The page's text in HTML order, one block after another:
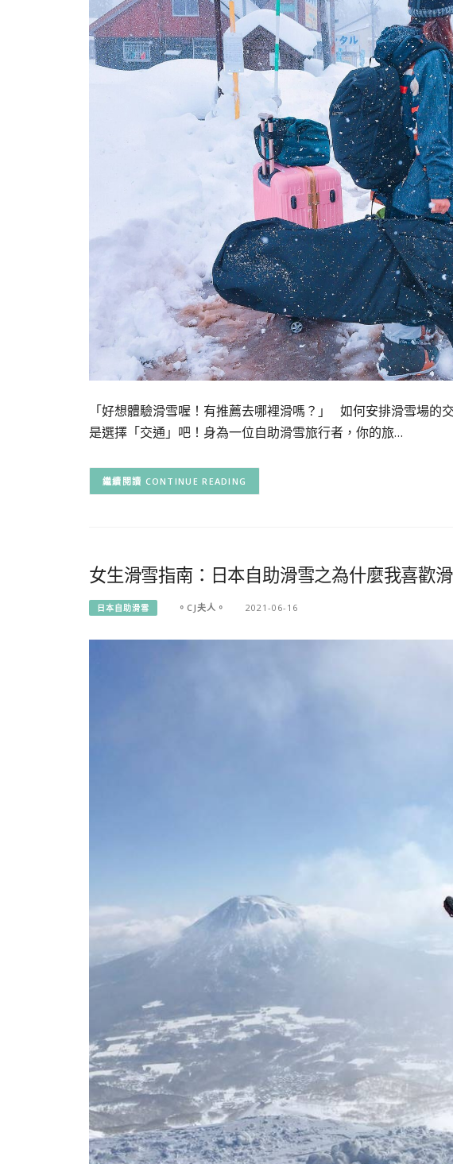
「好想體驗滑雪喔！有推薦去哪裡滑嗎？」 如何安排滑雪場的
是選擇「交通」吧！身為一位自助滑雪旅行者，你的旅…
CONTINUE READING
女生滑雪指南：日本自助滑雪之為什麼我喜歡
日本自助滑雪 。CJ夫人。 2021-06-16